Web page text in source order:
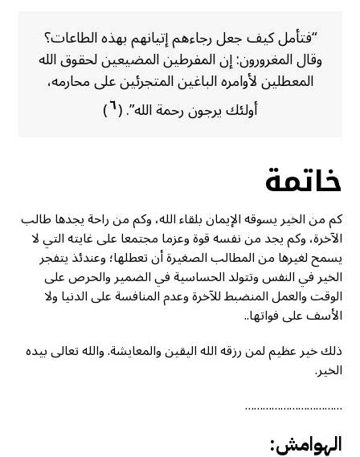
“فتأمل كيف جعل رجاءهم إتيانهم بهذه الطاعات؟
وقال المغرورون: إن المفرطين المضيعين لحقوق الله
المعطلين لأوامره الباغين المتجرئين على محارمه،
أولئك يرجون رحمة الله”. (٦)
خاتمة
كم من الخير يسوقه الإيمان بلقاء الله، وكم من راحة يجدها طالب
الآخرة، وكم يجد من نفسه قوة وعزما مجتمعا على غايته التي لا
يسمح لغيرها من المطالب الصغيرة أن تعطلها؛ وعندئذ يتفجر
الخير في النفس وتتولد الحساسية في الضمير والحرص على
الوقت والعمل المنضبط للآخرة وعدم المنافسة على الدنيا ولا
الأسف على فواتها..
ذلك خير عظيم لمن رزقه الله اليقين والمعايشة. والله تعالى بيده
الخير.
……………………………
الهوامش: